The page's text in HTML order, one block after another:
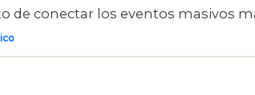
de conectar los eventos masivos